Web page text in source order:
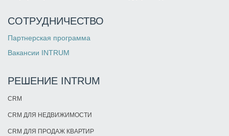
СОТРУДНИЧЕСТВО
Партнерская программа
Вакансии INTRUM
РЕШЕНИЕ INTRUM
CRM
CRM ДЛЯ НЕДВИЖИМОСТИ
CRM ДЛЯ ПРОДАЖ КВАРТИР